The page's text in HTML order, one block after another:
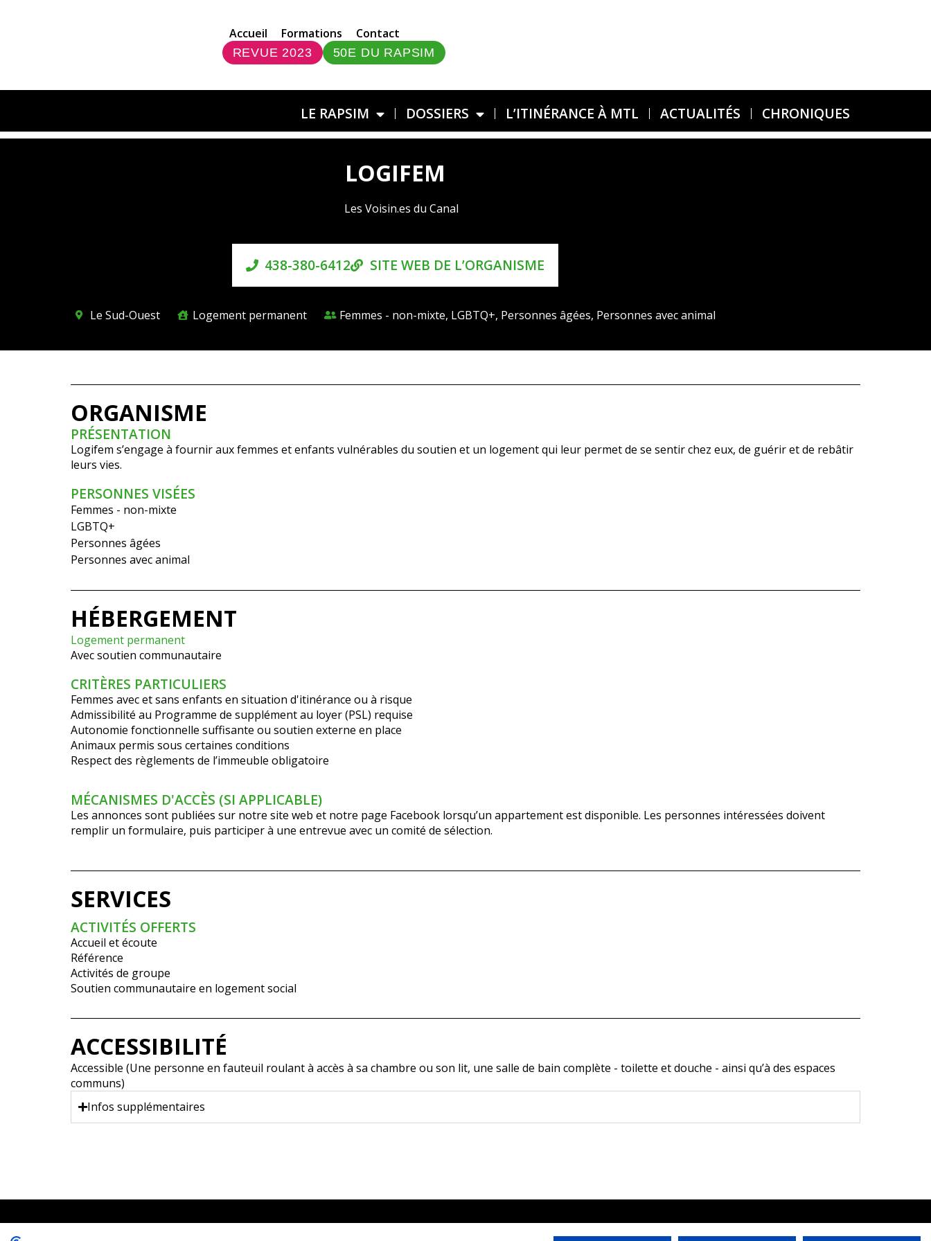
Accueil Formations Contact
REVUE 2023 50E DU RAPSIM
LE RAPSIM DOSSIERS L’ITINÉRANCE À MTL ACTUALITÉS CHRONIQUES
LOGIFEM
Les Voisin.es du Canal
438-380-6412 SITE WEB DE L’ORGANISME
Le Sud-Ouest Logement permanent Femmes - non-mixte, LGBTQ+, Personnes âgées, Personnes avec animal
ORGANISME
PRÉSENTATION
Logifem s’engage à fournir aux femmes et enfants vulnérables du soutien et un logement qui leur permet de se sentir chez eux, de guérir et de rebâtir
leurs vies.
PERSONNES VISÉES
Femmes - non-mixte
LGBTQ+
Personnes âgées
Personnes avec animal
HÉBERGEMENT
Logement permanent
Avec soutien communautaire
CRITÈRES PARTICULIERS
Femmes avec et sans enfants en situation d'itinérance ou à risque
Admissibilité au Programme de supplément au loyer (PSL) requise
Autonomie fonctionnelle suffisante ou soutien externe en place
Animaux permis sous certaines conditions
Respect des règlements de l’immeuble obligatoire
MÉCANISMES D'ACCÈS (SI APPLICABLE)
Les annonces sont publiées sur notre site web et notre page Facebook lorsqu’un appartement est disponible. Les personnes intéressées doivent
remplir un formulaire, puis participer à une entrevue avec un comité de sélection.
SERVICES
ACTIVITÉS OFFERTS
Accueil et écoute
Référence
Activités de groupe
Soutien communautaire en logement social
ACCESSIBILITÉ
Accessible (Une personne en fauteuil roulant à accès à sa chambre ou son lit, une salle de bain complète - toilette et douche - ainsi qu’à des espaces
communs)
Infos supplémentaires